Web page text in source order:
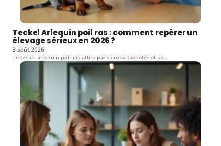
Teckel Arlequin poil ras : comment repérer un
élevage sérieux en 2026 ?
3 août 2026
Le teckel arlequin poil ras attire par sa robe tachetée et sa…